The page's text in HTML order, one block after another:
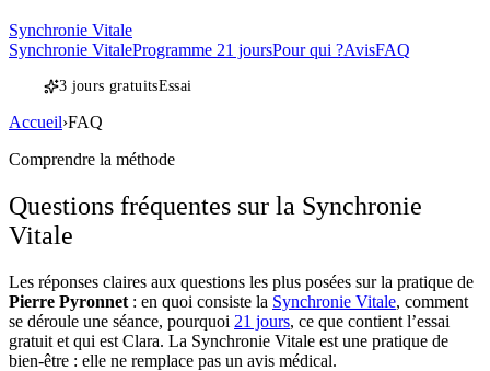
Synchronie Vitale
Synchronie VitaleProgramme 21 joursPour qui ?AvisFAQ
3 jours gratuitsEssai
Accueil›FAQ
Comprendre la méthode
Questions fréquentes sur la Synchronie
Vitale
Les réponses claires aux questions les plus posées sur la pratique de
Pierre Pyronnet : en quoi consiste la Synchronie Vitale, comment
se déroule une séance, pourquoi 21 jours, ce que contient l’essai
gratuit et qui est Clara. La Synchronie Vitale est une pratique de
bien-être : elle ne remplace pas un avis médical.